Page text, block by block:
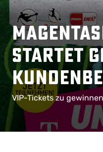
startet
VIP-Tickets zu gewinnen